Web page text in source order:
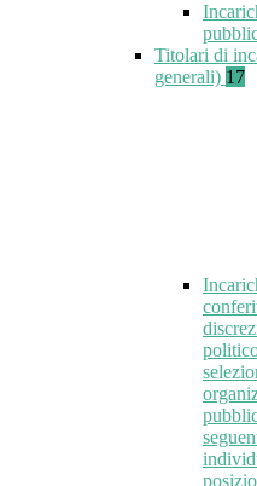
Titolari di
generali) 17